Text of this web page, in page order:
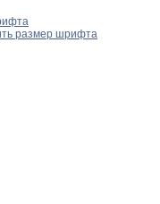
размер шрифта